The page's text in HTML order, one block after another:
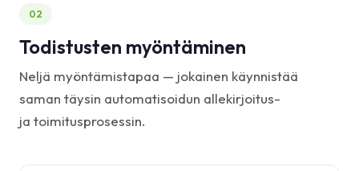
02
Todistusten myöntäminen
Neljä myöntämistapaa — jokainen käynnistää
saman täysin automatisoidun allekirjoitus-
ja toimitusprosessin.